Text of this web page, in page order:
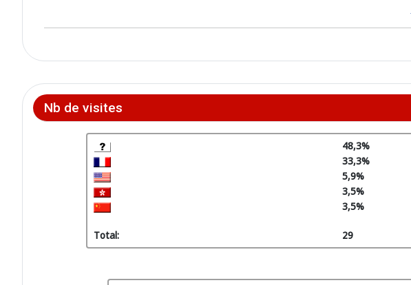
Nb de visites
48,3%
33,3%
5,9%
3,5%
3,5%
Total: 29